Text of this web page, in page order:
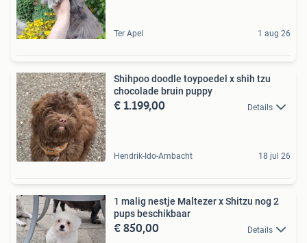
Ter Apel 1 aug 26
Shihpoo doodle toypoedel x shih tzu
chocolade bruin puppy
€ 1.199,00 Details
Hendrik-Ido-Ambacht 18 jul 26
1 malig nestje Maltezer x Shitzu nog 2
pups beschikbaar
€ 850,00 Details